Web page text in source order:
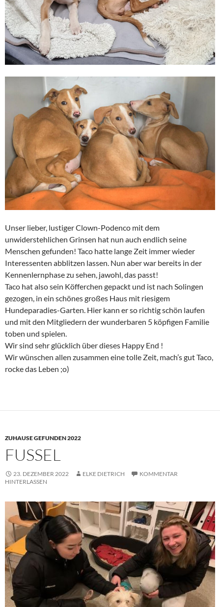
Unser lieber, lustiger Clown-Podenco mit dem
unwiderstehlichen Grinsen hat nun auch endlich seine
Menschen gefunden! Taco hatte lange Zeit immer wieder
Interessenten abblitzen lassen. Nun aber war bereits in der
Kennenlernphase zu sehen, jawohl, das passt!
Taco hat also sein Köfferchen gepackt und ist nach Solingen
gezogen, in ein schönes großes Haus mit riesigem
Hundeparadies-Garten. Hier kann er so richtig schön laufen
und mit den Mitgliedern der wunderbaren 5 köpfigen Familie
toben und spielen.
Wir sind sehr glücklich über dieses Happy End !
Wir wünschen allen zusammen eine tolle Zeit, mach’s gut Taco,
rocke das Leben ;o)
ZUHAUSE GEFUNDEN 2022
FUSSEL
23. DEZEMBER 2022 ELKE DIETRICH
KOMMENTAR
HINTERLASSEN